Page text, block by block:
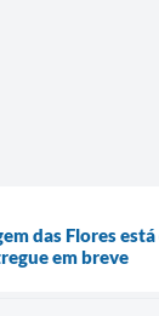
das Flores está
em breve